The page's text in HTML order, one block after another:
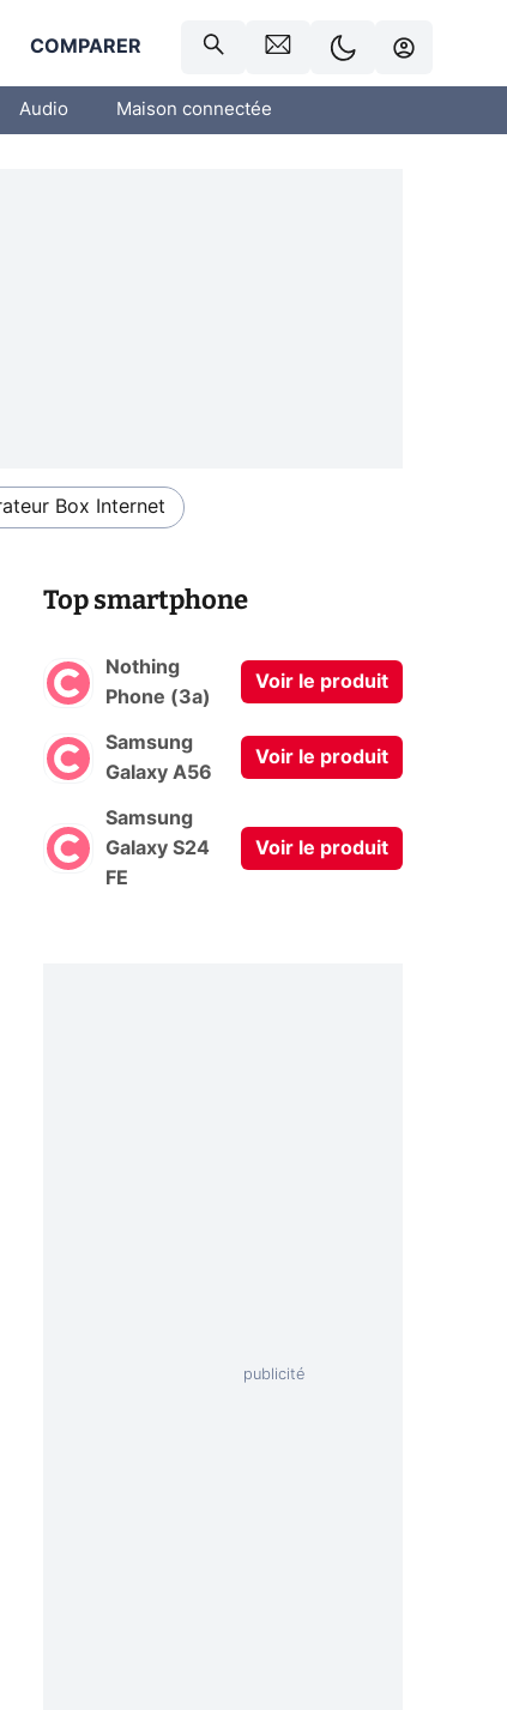
COMPARER
Audio Maison connectée
Box Internet
Top smartphone
Nothing
Phone (3a)
Voir le produit
Samsung
Galaxy A56
Voir le produit
Samsung
Galaxy S24
FE
Voir le produit